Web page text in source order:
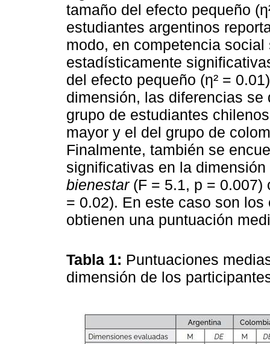
tamaño del efecto pequeño
estudiantes argentinos
modo, en competencia
estadísticamente
del efecto pequeño (η² =
dimensión, las diferencias
grupo de estudiantes
mayor y el del grupo de
Finalmente, también se
significativas en la dimensión
bienestar(F = 5.1, p = 0.007)
= 0.02). En este caso son
obtienen una puntuación
Tabla 1: Puntuaciones
dimensión de los